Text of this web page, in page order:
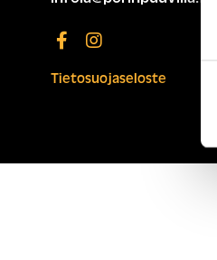
Tietosuojaseloste